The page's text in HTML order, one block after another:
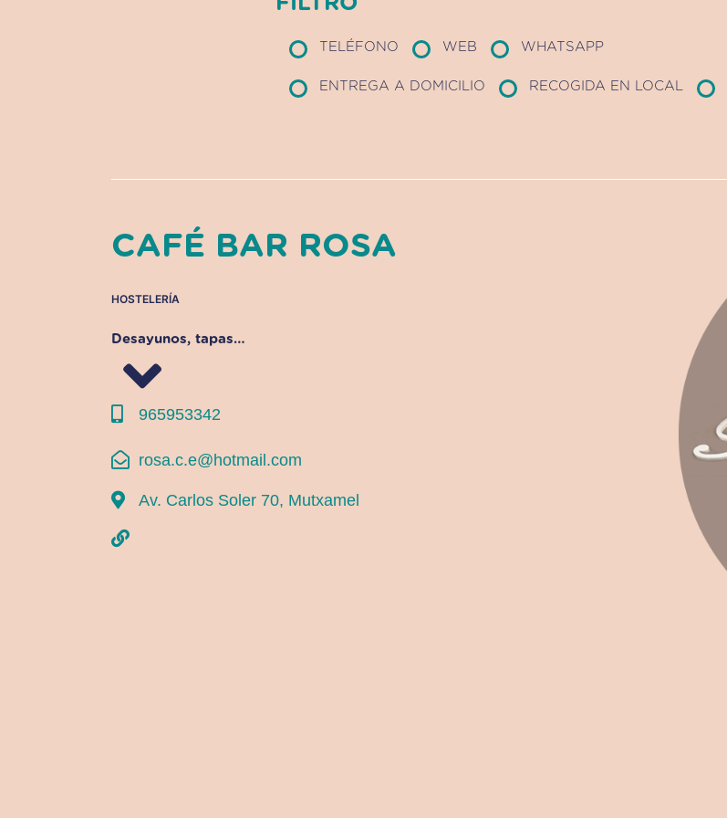
TELÉFONO WEB WHATSAPP
ENTREGA A DOMICILIO RECOGIDA EN LOCAL
CAFÉ BAR ROSA
HOSTELERÍA
Desayunos, tapas…
965953342
rosa.c.e@hotmail.com
Av. Carlos Soler 70, Mutxamel